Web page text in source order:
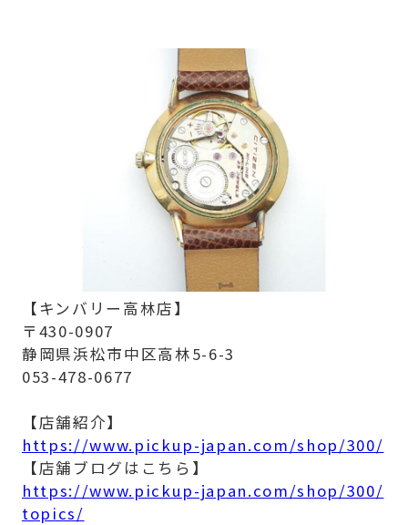
【キンバリー高林店】
〒430-0907
静岡県浜松市中区高林5-6-3
053-478-0677
【店舗紹介】
https://www.pickup-japan.com/shop/300/
【店舗ブログはこちら】
https://www.pickup-japan.com/shop/300/
topics/